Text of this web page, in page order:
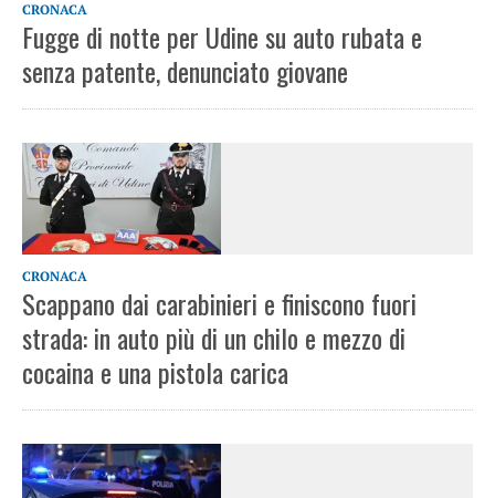
CRONACA
Fugge di notte per Udine su auto rubata e
senza patente, denunciato giovane
CRONACA
Scappano dai carabinieri e finiscono fuori
strada: in auto più di un chilo e mezzo di
cocaina e una pistola carica